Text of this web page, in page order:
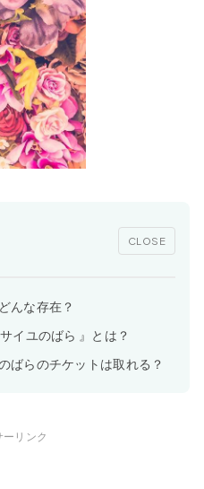
CLOSE
んな存在？
イユのばら 』とは？
ばらのチケットは取れる？
ーリンク